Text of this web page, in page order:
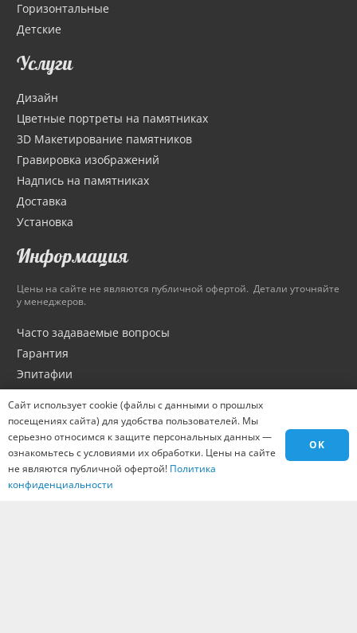
Горизонтальные
Детские
Услуги
Дизайн
Цветные портреты на памятниках
3D Макетирование памятников
Гравировка изображений
Надпись на памятниках
Доставка
Установка
Информация
Цены на сайте не являются публичной офертой. Детали уточняйте
у менеджеров.
Часто задаваемые вопросы
Гарантия
Эпитафии
Портфолио
Оптовикам
Материалы
Города
Контакты
Сайт использует cookie (файлы с данными о прошлых
посещениях сайта) для удобства пользователей. Мы
серьезно относимся к защите персональных данных —
ознакомьтесь с условиями их обработки. Цены на сайте
не являются публичной офертой! Политика
конфиденциальности
OK